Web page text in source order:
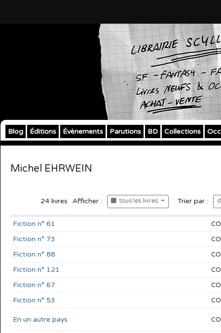
Blog Éditions Évènements Parutions BD Collections
Michel EHRWEIN
24 livres Afficher : tous les livres Trier par :
Fiction n° 61
Fiction n° 73
Fiction n° 88
Fiction n° 121
Fiction n° 67
Fiction n° 53
En un autre pays